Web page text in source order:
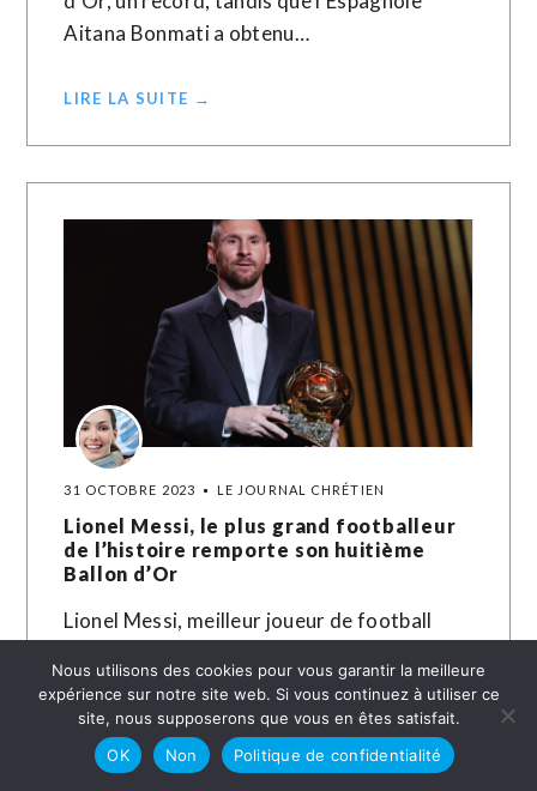
Aitana Bonmati a obtenu…
LIRE LA SUITE →
31 OCTOBRE 2023 LE JOURNAL CHRÉTIEN
Lionel Messi, le plus grand footballeur
de l’histoire remporte son huitième
Ballon d’Or
Lionel Messi, meilleur joueur de football
soir lors d'une cérémonie à Paris le Ballon
d'Or pour la huitième fois…
Nous utilisons des cookies pour vous garantir la meilleure
expérience sur notre site web. Si vous continuez à utiliser ce
site, nous supposerons que vous en êtes satisfait.
OK
Non Politique de confidentialité